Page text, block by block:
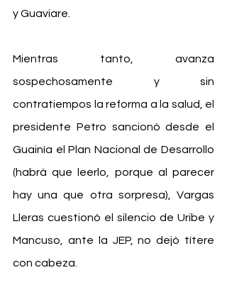
y Guaviare.
Mientras tanto, avanza
sospechosamente y sin
contratiempos la reforma a la salud, el
presidente Petro sancionó desde el
Guainía el Plan Nacional de Desarrollo
(habrá que leerlo, porque al parecer
hay una que otra sorpresa), Vargas
Lleras cuestionó el silencio de Uribe y
Mancuso, ante la JEP, no dejó títere
con cabeza.